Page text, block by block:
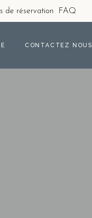
de réservation FAQ
CONTACTEZ NOUS